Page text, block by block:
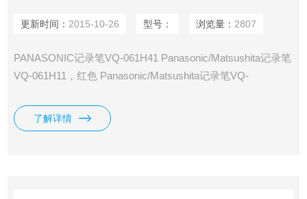
更新时间： 2015-10-26 型号： 浏览量： 2807
PANASONIC记录笔VQ-061H41 Panasonic/Matsushita记录笔
VQ-061H11，红色 Panasonic/Matsushita记录笔VQ-
色 Panasonic/Matsushita记录笔VQ-061H41，黑色
了解详情